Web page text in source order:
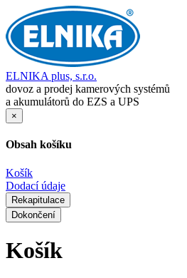
ELNIKA plus, s.r.o.
dovoz a prodej kamerových systémů
a akumulátorů do EZS a UPS
×
Obsah košíku
Košík
Dodací údaje
Rekapitulace
Dokončení
Košík